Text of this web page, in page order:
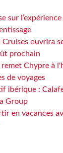
sur
Cruises ouvrira
prochain
remet Chypre à
de voyages
ibérique :
Group
en vacances